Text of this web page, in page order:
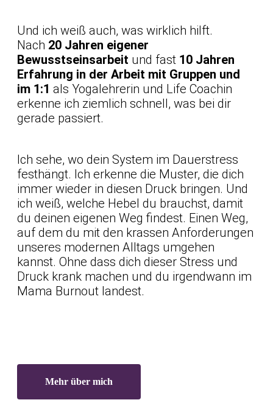
Und ich weiß auch, was wirklich hilft.
Nach 20 Jahren eigener
Bewusstseinsarbeit und fast 10 Jahren
Erfahrung in der Arbeit mit Gruppen und
im 1:1 als Yogalehrerin und Life Coachin
erkenne ich ziemlich schnell, was bei dir
gerade passiert.
Ich sehe, wo dein System im Dauerstress
festhängt. Ich erkenne die Muster, die dich
immer wieder in diesen Druck bringen. Und
ich weiß, welche Hebel du brauchst, damit
du deinen eigenen Weg findest. Einen Weg,
auf dem du mit den krassen Anforderungen
unseres modernen Alltags umgehen
kannst. Ohne dass dich dieser Stress und
Druck krank machen und du irgendwann im
Mama Burnout landest.
Mehr über mich